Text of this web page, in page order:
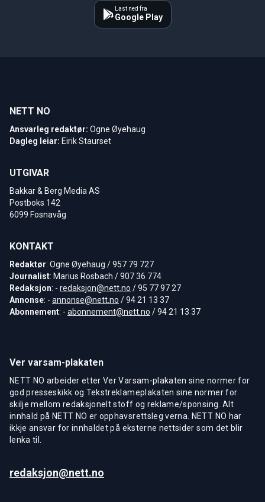
Last ned fra
Google Play
NETT NO
Ansvarleg redaktør: Ogne Øyehaug
Dagleg leiar: Eirik Staurset
UTGIVAR
Bakkar & Berg Media AS
Postboks 142
6099 Fosnavåg
KONTAKT
Redaktør: Ogne Øyehaug / 957 79 727
Journalist: Marius Rosbach / 907 36 774
Redaksjon: - redaksjon@nett.no / 95 77 97 27
Annonse: - annonse@nett.no / 94 21 13 37
Abonnement: - abonnement@nett.no / 94 21 13 37
Ver varsam-plakaten
NETT NO arbeider etter Ver Varsam-plakaten sine normer for
god presseskikk og Tekstreklameplakaten sine normer for
skilje mellom redaksjonelt stoff og reklame/sponsing. Alt
innhald på NETT NO er opphavsrettsleg verna. NETT NO har
ikkje ansvar for innhaldet på eksterne nettsider som det blir
lenka til.
redaksjon@nett.no